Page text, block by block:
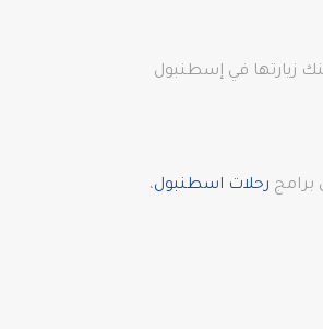
التي يمكنك زيارتها في إسطنبول
برامج رحلات اسطنبول،